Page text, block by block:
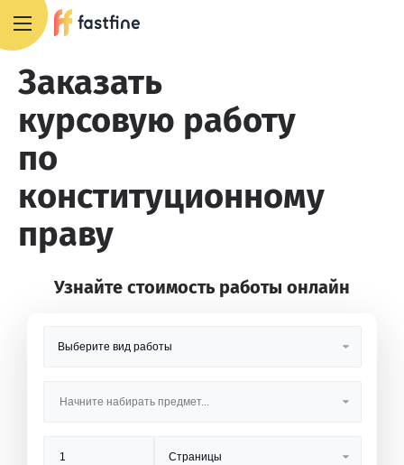
Заказать
курсовую работу
по
конституционному
праву
Узнайте стоимость работы онлайн